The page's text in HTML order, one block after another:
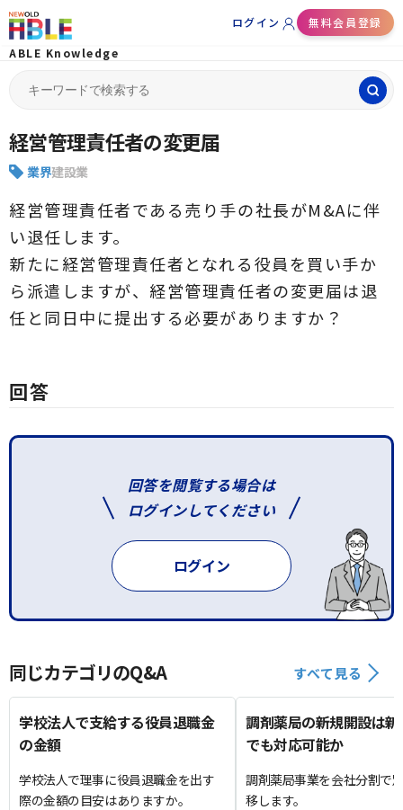
ログイン
無料会員登録
ABLE Knowledge
for:
経営管理責任者の変更届
業界建設業
経営管理責任者である売り手の社長がM&Aに伴
い退任します。
新たに経営管理責任者となれる役員を買い手か
ら派遣しますが、経営管理責任者の変更届は退
任と同日中に提出する必要がありますか？
回答
回答を閲覧する場合は
ログインしてください
ログイン
同じカテゴリのQ&A すべて見る
学校法人で支給する役員退職金
の金額
学校法人で理事に役員退職金を出す
際の金額の目安はありますか。
調剤薬局の新規開設は
でも対応可能か
調剤薬局事業を会社分割で
移します。